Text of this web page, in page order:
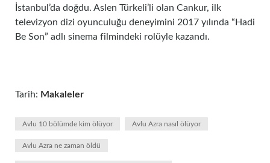
İstanbul’da doğdu. Aslen Türkeli’li olan Cankur, ilk
televizyon dizi oyunculuğu deneyimini 2017 yılında “Hadi
Be Son” adlı sinema filmindeki rolüyle kazandı.
Tarih: Makaleler
Avlu 10 bölümde kim ölüyor Avlu Azra nasıl ölüyor
Avlu Azra ne zaman öldü